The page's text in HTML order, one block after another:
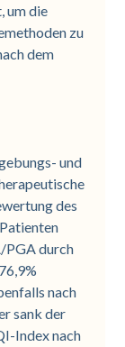
um die
zu
dem
und
des
PGA durch
nach
sank der
Index nach